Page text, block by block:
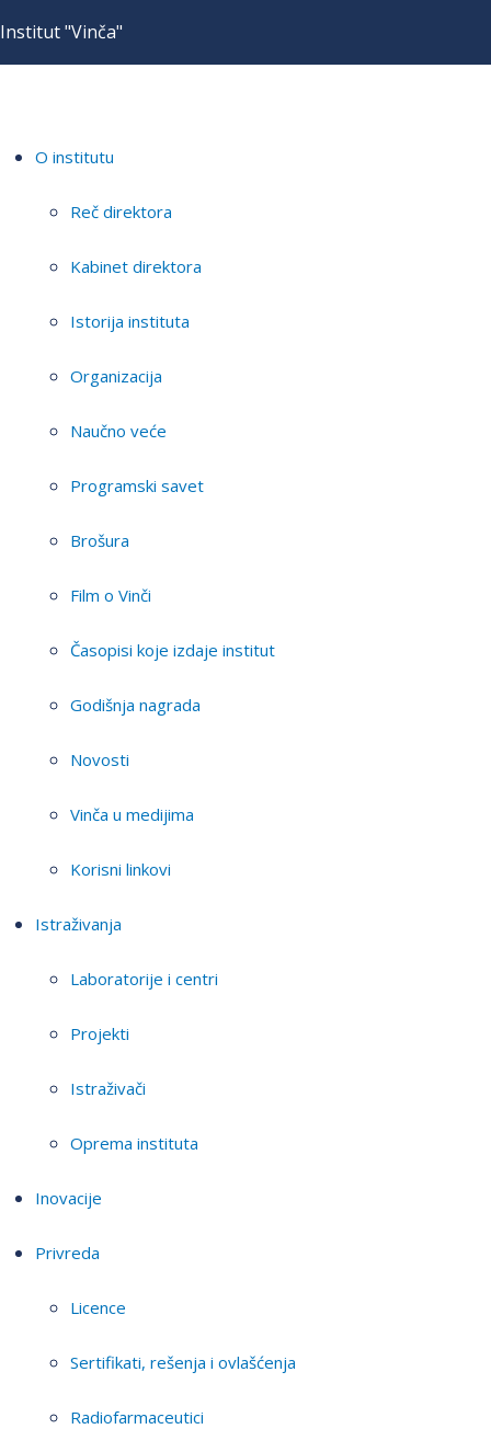
Institut "Vinča"
O institutu
Reč direktora
Kabinet direktora
Istorija instituta
Organizacija
Naučno veće
Programski savet
Brošura
Film o Vinči
Časopisi koje izdaje institut
Godišnja nagrada
Novosti
Vinča u medijima
Korisni linkovi
Istraživanja
Laboratorije i centri
Projekti
Istraživači
Oprema instituta
Inovacije
Privreda
Licence
Sertifikati, rešenja i ovlašćenja
Radiofarmaceutici